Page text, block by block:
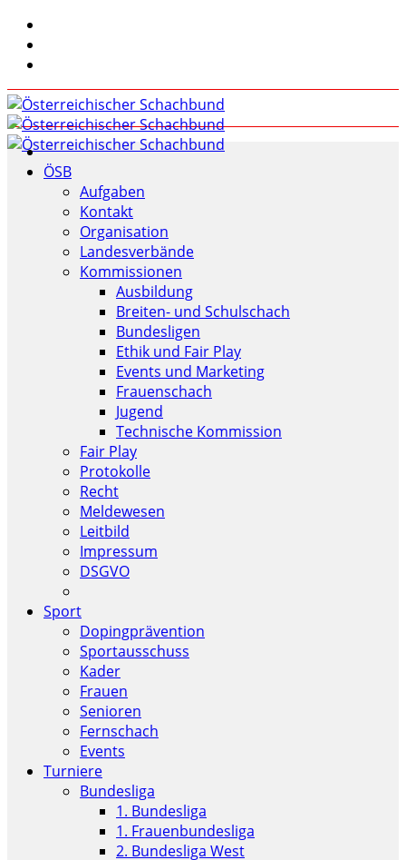
ÖSB
Aufgaben
Kontakt
Organisation
Landesverbände
Kommissionen
Ausbildung
Breiten- und Schulschach
Bundesligen
Ethik und Fair Play
Events und Marketing
Frauenschach
Jugend
Technische Kommission
Fair Play
Protokolle
Recht
Meldewesen
Leitbild
Impressum
DSGVO
Sport
Dopingprävention
Sportausschuss
Kader
Frauen
Senioren
Fernschach
Events
Turniere
Bundesliga
1. Bundesliga
1. Frauenbundesliga
2. Bundesliga West